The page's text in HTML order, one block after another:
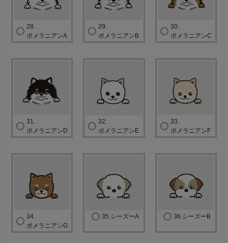
28.
ポメラニアンA
29.
ポメラニアンB
30.
ポメラニアンC
31.
ポメラニアンD
32.
ポメラニアンE
33.
ポメラニアンF
34.
ポメラニアンG
35.シーズーA 36.シーズーB